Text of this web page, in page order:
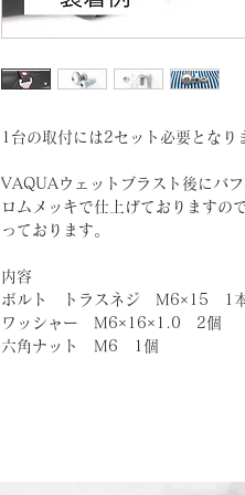
1台の取付には2セット必要となり
VAQUAウェットブラスト後にバ
ロムメッキで仕上げておりますの
っております。
内容
ボルト トラスネジ M6×15 1
ワッシャー M6×16×1.0 2個
六角ナット M6 1個